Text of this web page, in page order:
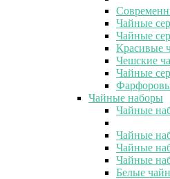
Чайные
Чайные
Красивые
Чешские
Чайные
Чайные наборы
Чайные
Чайные
Чайные
Чайные
Белые